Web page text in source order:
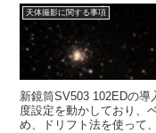
天体撮影に関する事項
新鏡筒SV503 102EDの
度設定を動かしており、
め、ドリフト法を使って